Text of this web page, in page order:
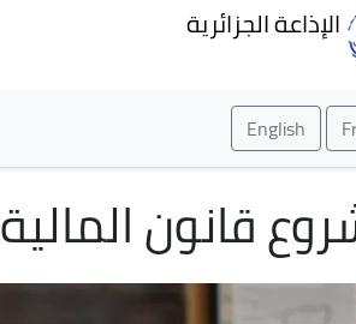
الإذاعة الجزائرية
English
المالية 2025 يجسد تمسك الدولة ببعدها الاجتماعي